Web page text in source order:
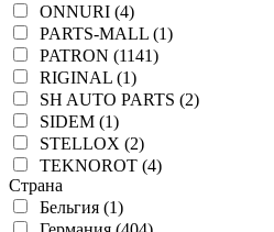
ONNURI (4)
PARTS-MALL (1)
PATRON (1141)
RIGINAL (1)
SH AUTO PARTS (2)
SIDEM (1)
STELLOX (2)
TEKNOROT (4)
Страна
Бельгия (1)